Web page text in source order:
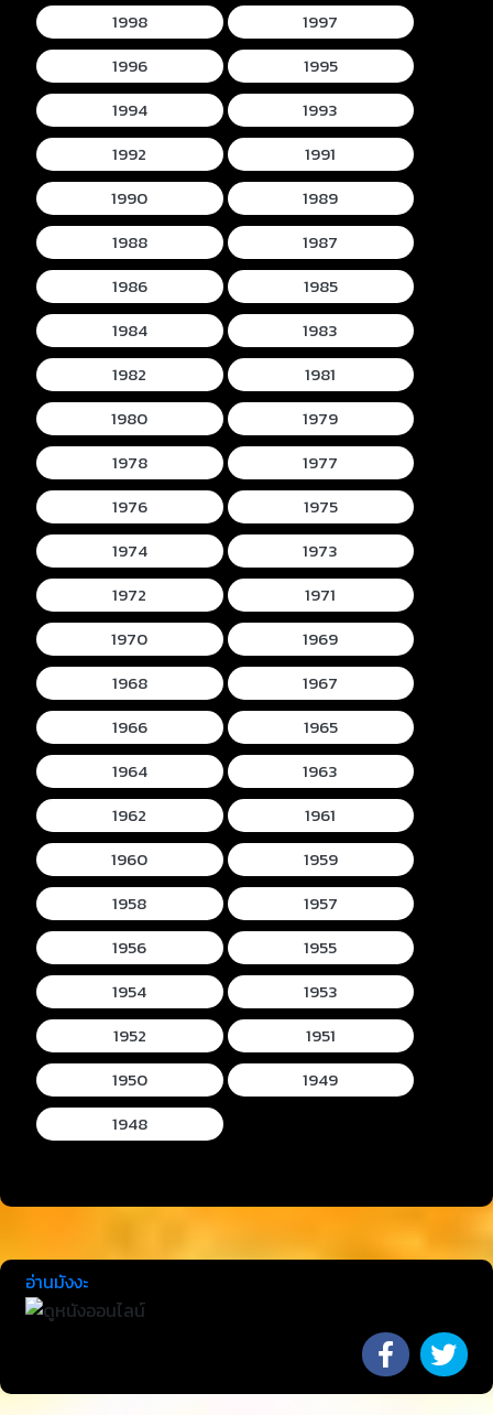
1998
1997
1996
1995
1994
1993
1992
1991
1990
1989
1988
1987
1986
1985
1984
1983
1982
1981
1980
1979
1978
1977
1976
1975
1974
1973
1972
1971
1970
1969
1968
1967
1966
1965
1964
1963
1962
1961
1960
1959
1958
1957
1956
1955
1954
1953
1952
1951
1950
1949
1948
อ่านมังงะ